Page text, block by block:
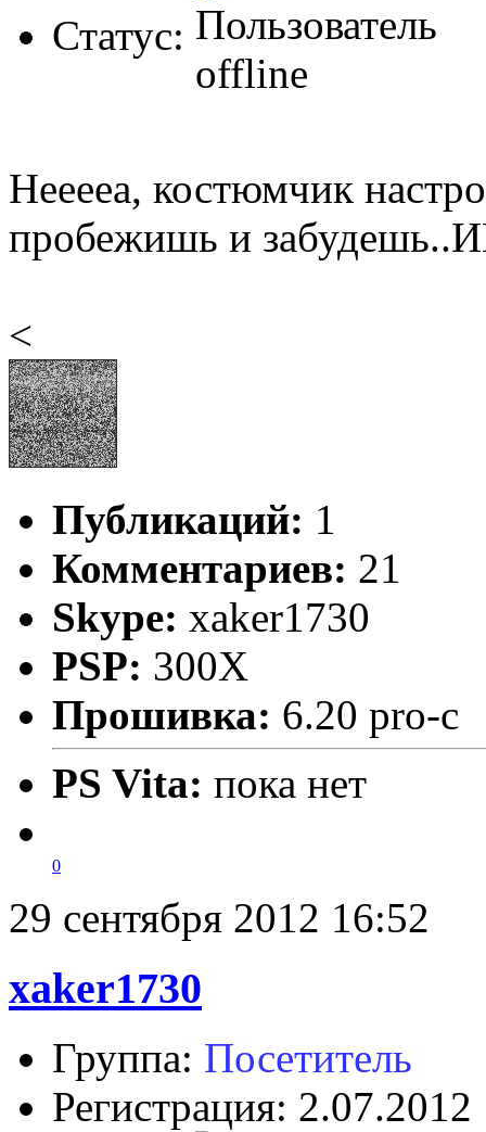
Статус:
Нееееа, костюмчик
пробежишь и
<
Публикаций: 1
Комментариев: 21
Skype: xaker1730
PSP: 300X
Прошивка: 6.20 pro-c
PS Vita: пока нет
0
29 сентября 2012 16:52
xaker1730
Группа: Посетитель
Регистрация: 2.07.2012